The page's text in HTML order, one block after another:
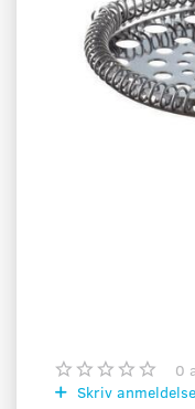
0
Skriv anmeldelse